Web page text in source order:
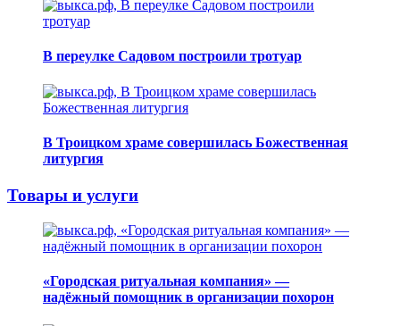
В переулке Садовом построили тротуар
В Троицком храме совершилась Божественная
литургия
Товары и услуги
«Городская ритуальная компания» —
надёжный помощник в организации похорон